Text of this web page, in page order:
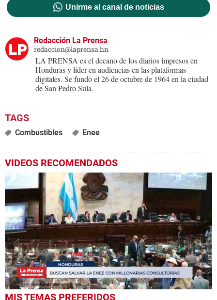
Unirme al canal de noticias
Redacción La Prensa
redaccion@laprensa.hn
LA PRENSA es el decano de los diarios impresos en
Honduras y líder en audiencias en las plataformas
digitales. Se fundó el 26 de octubre de 1964 en la ciudad
de San Pedro Sula.
Combustibles Enee
VIDEOS RECOMENDADOS
0
MIS TEMAS PREFERIDOS